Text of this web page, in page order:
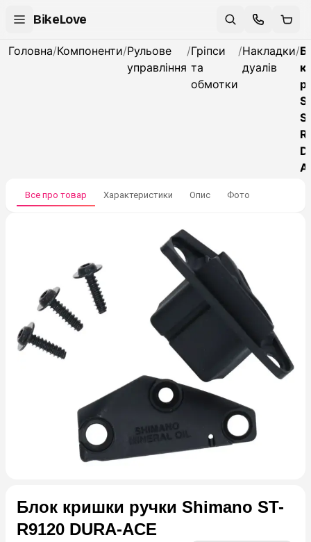
BikeLove
Головна/Компоненти/Рульове
управління
/Гріпси
та
обмотки
/Накладки
дуалів
/
Все про товар Характеристики Опис Фото
Блок кришки ручки Shimano ST-
R9120 DURA-ACE